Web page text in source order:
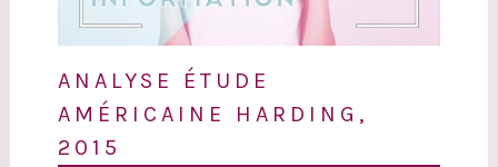
ANALYSE ÉTUDE
AMÉRICAINE HARDING,
2015